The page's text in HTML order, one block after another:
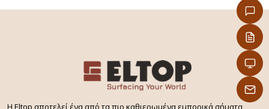
H Eltop αποτελεί ένα από τα πιο καθιερωμένα εμπορικά σήματα